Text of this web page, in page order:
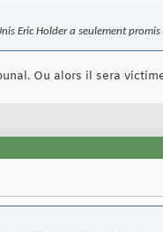
Eric Holder a seulement
Ou alors il sera